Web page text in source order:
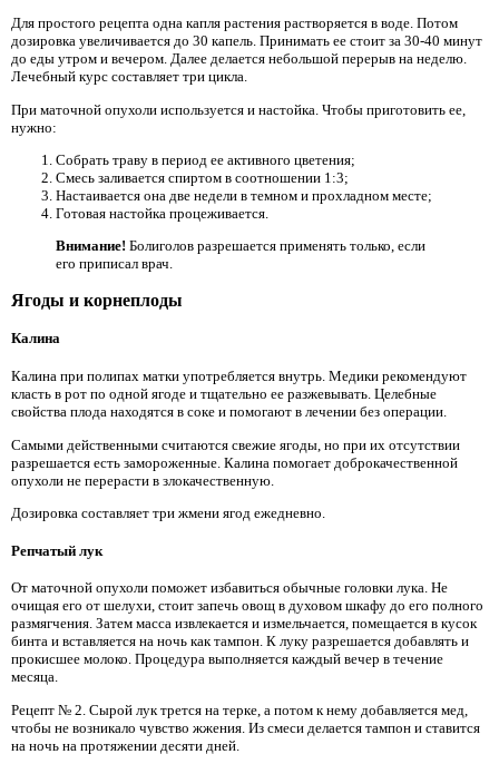
Для простого рецепта одна капля растения растворяется в воде. Потом
дозировка увеличивается до 30 капель. Принимать ее стоит за 30-40 минут
до еды утром и вечером. Далее делается небольшой перерыв на неделю.
Лечебный курс составляет три цикла.
При маточной опухоли используется и настойка. Чтобы приготовить ее,
нужно:
Собрать траву в период ее активного цветения;
Смесь заливается спиртом в соотношении 1:3;
Настаивается она две недели в темном и прохладном месте;
Готовая настойка процеживается.
Внимание! Болиголов разрешается применять только, если
его приписал врач.
Ягоды и корнеплоды
Калина
Калина при полипах матки употребляется внутрь. Медики рекомендуют
класть в рот по одной ягоде и тщательно ее разжевывать. Целебные
свойства плода находятся в соке и помогают в лечении без операции.
Самыми действенными считаются свежие ягоды, но при их отсутствии
разрешается есть замороженные. Калина помогает доброкачественной
опухоли не перерасти в злокачественную.
Дозировка составляет три жмени ягод ежедневно.
Репчатый лук
От маточной опухоли поможет избавиться обычные головки лука. Не
очищая его от шелухи, стоит запечь овощ в духовом шкафу до его полного
размягчения. Затем масса извлекается и измельчается, помещается в кусок
бинта и вставляется на ночь как тампон. К луку разрешается добавлять и
прокисшее молоко. Процедура выполняется каждый вечер в течение
месяца.
Рецепт № 2. Сырой лук трется на терке, а потом к нему добавляется мед,
чтобы не возникало чувство жжения. Из смеси делается тампон и ставится
на ночь на протяжении десяти дней.